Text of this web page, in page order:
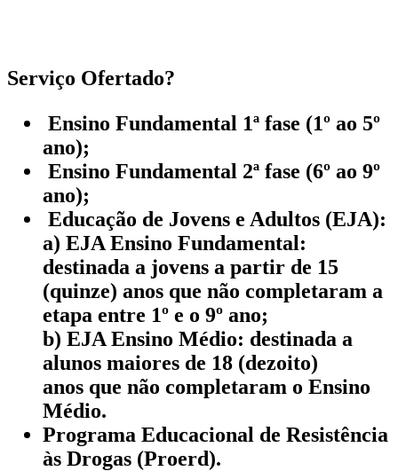
Serviço Ofertado?
Ensino Fundamental 1ª fase (1º ao 5º
ano);
Ensino Fundamental 2ª fase (6º ao 9º
ano);
Educação de Jovens e Adultos (EJA):
a) EJA Ensino Fundamental:
destinada a jovens a partir de 15
(quinze) anos que não completaram a
etapa entre 1º e o 9º ano;
b) EJA Ensino Médio: destinada a
alunos maiores de 18 (dezoito)
anos que não completaram o Ensino
Médio.
Programa Educacional de Resistência
às Drogas (Proerd).